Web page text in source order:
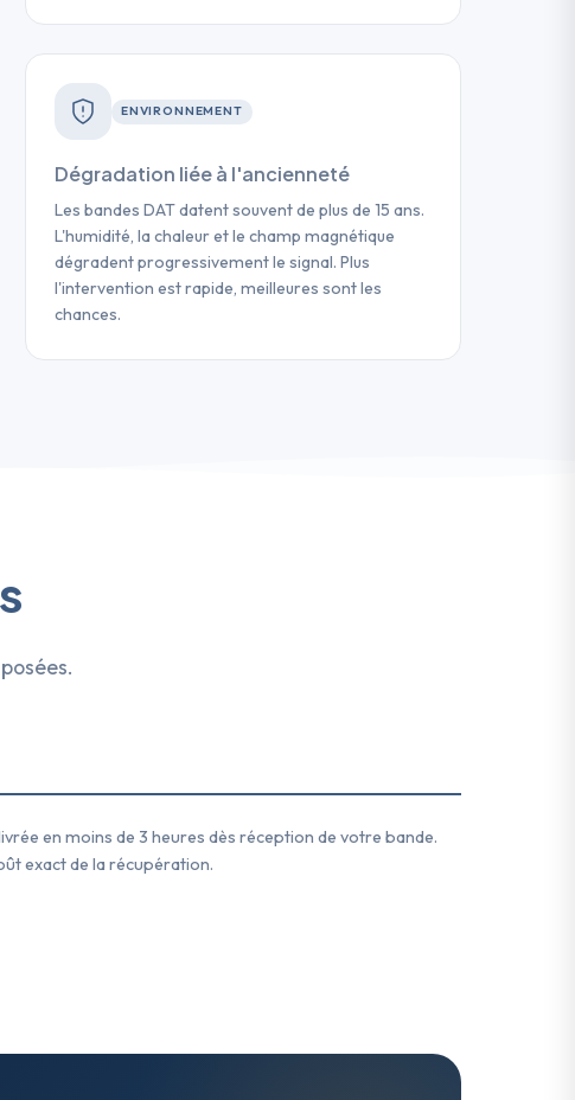
ENVIRONNEMENT
Dégradation liée à l'ancienneté
Les bandes DAT datent souvent de plus de 15 ans.
L'humidité, la chaleur et le champ magnétique
dégradent progressivement le signal. Plus
l'intervention est rapide, meilleures sont les
chances.
en moins de 3 heures dès réception de votre bande.
exact de la récupération.